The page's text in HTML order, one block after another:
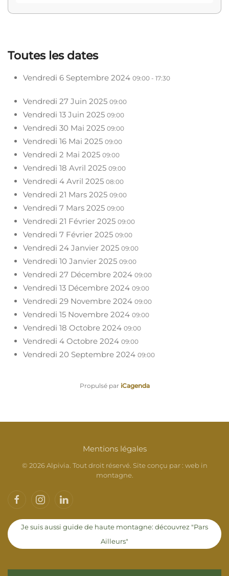
Toutes les dates
Vendredi 6 Septembre 2024 09:00 - 17:30
Vendredi 27 Juin 2025 09:00
Vendredi 13 Juin 2025 09:00
Vendredi 30 Mai 2025 09:00
Vendredi 16 Mai 2025 09:00
Vendredi 2 Mai 2025 09:00
Vendredi 18 Avril 2025 09:00
Vendredi 4 Avril 2025 08:00
Vendredi 21 Mars 2025 09:00
Vendredi 7 Mars 2025 09:00
Vendredi 21 Février 2025 09:00
Vendredi 7 Février 2025 09:00
Vendredi 24 Janvier 2025 09:00
Vendredi 10 Janvier 2025 09:00
Vendredi 27 Décembre 2024 09:00
Vendredi 13 Décembre 2024 09:00
Vendredi 29 Novembre 2024 09:00
Vendredi 15 Novembre 2024 09:00
Vendredi 18 Octobre 2024 09:00
Vendredi 4 Octobre 2024 09:00
Vendredi 20 Septembre 2024 09:00
Propulsé par iCagenda
Mentions légales
© 2026Alpivia. Tout droit réservé. Site conçu par : web in
montagne.
Je suis aussi guide de haute montagne: découvrez "Pars
Ailleurs"